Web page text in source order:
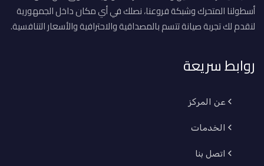
أسطولنا المتحرك وشبكة فروعنا، نصلك في أي مكان داخل الجمهورية
لنقدم لك تجربة صيانة تتسم بالمصداقية والاحترافية والأسعار التنافسية.
روابط سريعة
عن المركز
الخدمات
اتصل بنا